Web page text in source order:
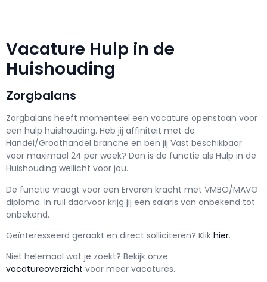
Vacature Hulp in de
Huishouding
Zorgbalans
Zorgbalans heeft momenteel een vacature openstaan voor
een hulp huishouding. Heb jij affiniteit met de
Handel/Groothandel branche en ben jij Vast beschikbaar
voor maximaal 24 per week? Dan is de functie als Hulp in de
Huishouding wellicht voor jou.
De functie vraagt voor een Ervaren kracht met VMBO/MAVO
diploma. In ruil daarvoor krijg jij een salaris van onbekend tot
onbekend.
Geïnteresseerd geraakt en direct solliciteren? Klik hier.
Niet helemaal wat je zoekt? Bekijk onze
vacatureoverzicht voor meer vacatures.